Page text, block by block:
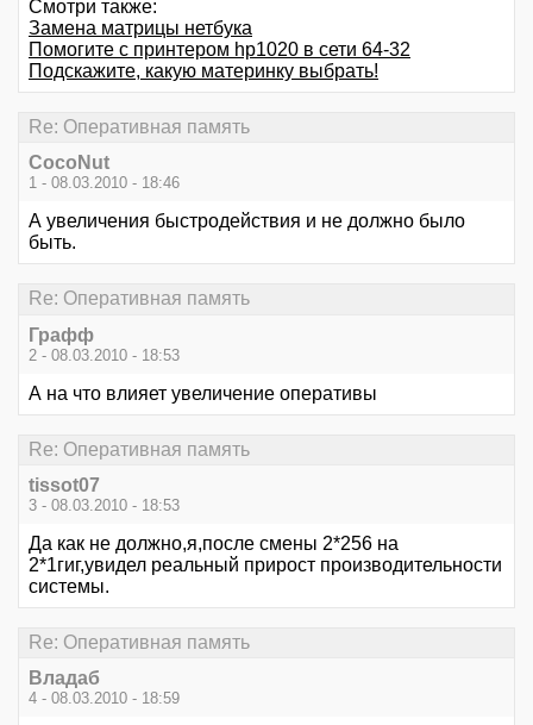
Смотри также:
Замена матрицы нетбука
Помогите с принтером hp1020 в сети 64-32
Подскажите, какую материнку выбрать!
Re: Оперативная память
CocoNut
1 - 08.03.2010 - 18:46
А увеличения быстродействия и не должно было
быть.
Re: Оперативная память
Графф
2 - 08.03.2010 - 18:53
А на что влияет увеличение оперативы
Re: Оперативная память
tissot07
3 - 08.03.2010 - 18:53
Да как не должно,я,после смены 2*256 на
2*1гиг,увидел реальный прирост производительности
системы.
Re: Оперативная память
Владаб
4 - 08.03.2010 - 18:59